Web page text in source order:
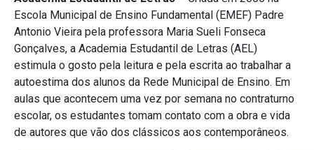
Escola Municipal de Ensino Fundamental (EMEF) Padre
Antonio Vieira pela professora Maria Sueli Fonseca
Gonçalves, a Academia Estudantil de Letras (AEL)
estimula o gosto pela leitura e pela escrita ao trabalhar a
autoestima dos alunos da Rede Municipal de Ensino. Em
aulas que acontecem uma vez por semana no contraturno
escolar, os estudantes tomam contato com a obra e vida
de autores que vão dos clássicos aos contemporâneos.